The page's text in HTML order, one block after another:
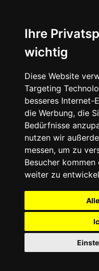
Ihre
wichtig
Diese Website
Targeting
besseres Internet-
die Werbung, die
Bedürfnisse
nutzen wir
messen, um zu
Besucher
weiter zu